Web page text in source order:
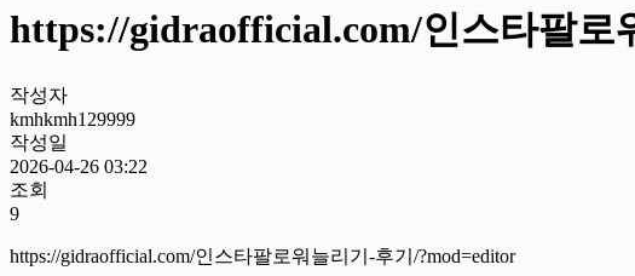
https://gidraofficial.com/인스타팔로
작성자
kmhkmh129999
작성일
2026-04-26 03:22
조회
9
https://gidraofficial.com/인스타팔로워늘리기-후기/?mod=editor